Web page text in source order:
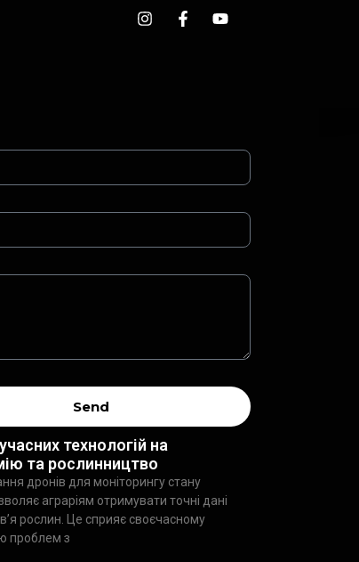
Send
технологій на
та рослинництво
дронів для моніторингу стану
аграріям отримувати точні дані
рослин. Це сприяє своєчасному
проблем з